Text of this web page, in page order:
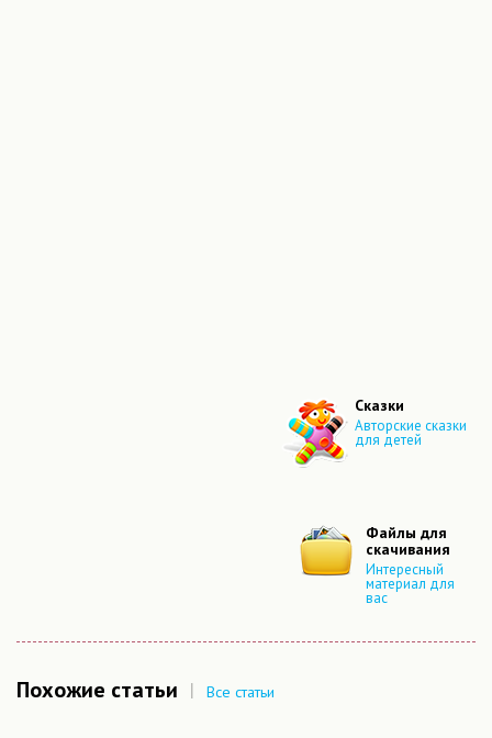
Сказки
Авторские сказки
для детей
Файлы для
скачивания
Интересный
материал для
вас
Похожие статьи | Все статьи